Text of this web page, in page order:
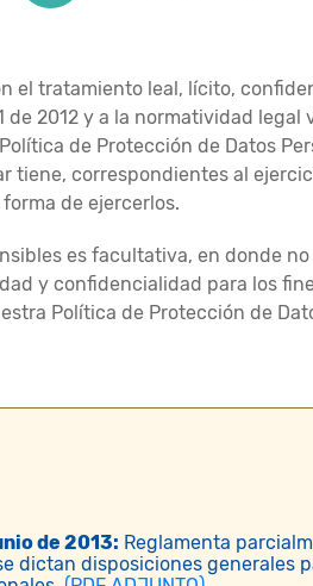
el tratamiento leal, lícito,
2012 y a la normatividad
de Protección de Datos
correspondientes al
de ejercerlos.
es facultativa, en donde
y confidencialidad para los
Política de Protección de
de 2013: Reglamenta
dictan disposiciones generales